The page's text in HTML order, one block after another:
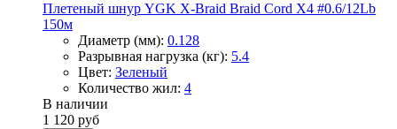
Плетеный шнур YGK X-Braid Braid Cord X4 #0.6/12Lb
150м
Диаметр (мм): 0.128
Разрывная нагрузка (кг): 5.4
Цвет: Зеленый
Количество жил: 4
В наличии
1 120 руб